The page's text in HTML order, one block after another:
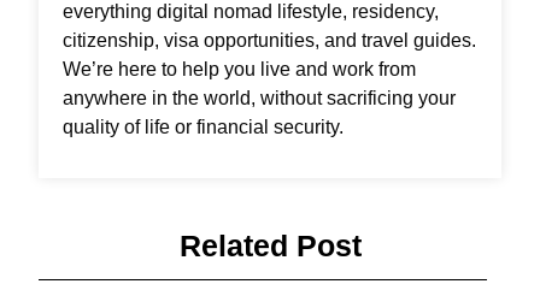
everything digital nomad lifestyle, residency,
citizenship, visa opportunities, and travel guides.
We’re here to help you live and work from
anywhere in the world, without sacrificing your
quality of life or financial security.
Related Post